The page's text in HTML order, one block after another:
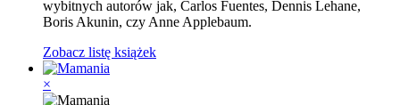
wybitnych autorów jak, Carlos Fuentes, Dennis Lehane,
Boris Akunin, czy Anne Applebaum.
Zobacz listę książek
×